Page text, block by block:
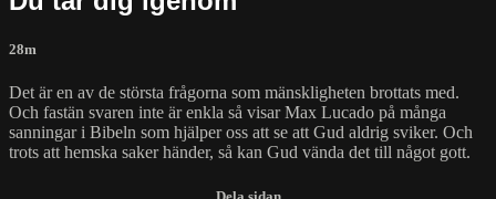
28m
Det är en av de största frågorna som mänskligheten brottats med.
Och fastän svaren inte är enkla så visar Max Lucado på många
sanningar i Bibeln som hjälper oss att se att Gud aldrig sviker. Och
trots att hemska saker händer, så kan Gud vända det till något gott.